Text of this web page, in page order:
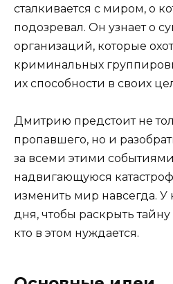
сталкивается с миром, о
подозревал. Он узнает о
организаций, которые
криминальных
их способности в своих
Дмитрию предстоит не
пропавшего, но и
за всеми этими
надвигающуюся
изменить мир навсегда. У
дня, чтобы раскрыть
кто в этом нуждается.